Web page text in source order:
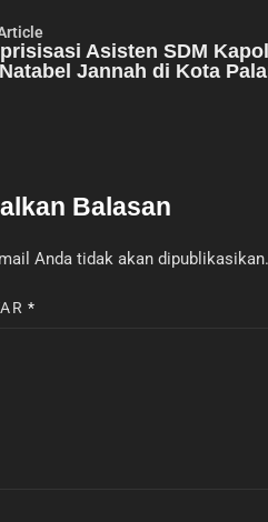
article:Asisten SDM
Jannah di Kota
Balasan
Anda tidak akan dipublikasikan.
*